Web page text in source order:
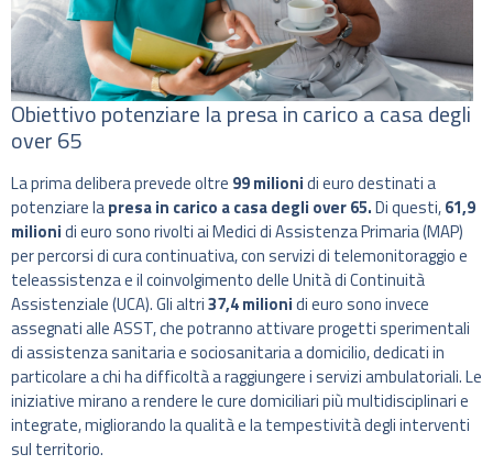
Obiettivo potenziare la presa in carico a casa degli
over 65
La prima delibera prevede oltre 99 milionidi euro destinati a
potenziare lapresa in carico a casa degli over 65.Di questi,61,9
milionidi euro sono rivolti ai Medici di Assistenza Primaria (MAP)
per percorsi di cura continuativa, con servizi di telemonitoraggio e
teleassistenza e il coinvolgimento delle Unità di Continuità
Assistenziale (UCA). Gli altri37,4 milionidi euro sono invece
assegnati alle ASST, che potranno attivare progetti sperimentali
di assistenza sanitaria e sociosanitaria a domicilio, dedicati in
particolare a chi ha difficoltà a raggiungere i servizi ambulatoriali. Le
iniziative mirano a rendere le cure domiciliari più multidisciplinari e
integrate, migliorando la qualità e la tempestività degli interventi
sul territorio.